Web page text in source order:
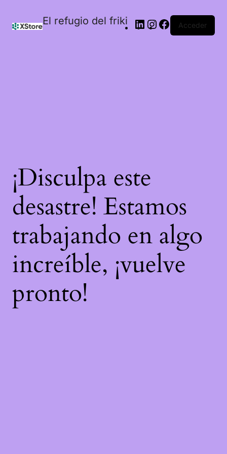
El refugio del friki Acceder
¡Disculpa este
desastre! Estamos
trabajando en algo
increíble, ¡vuelve
pronto!